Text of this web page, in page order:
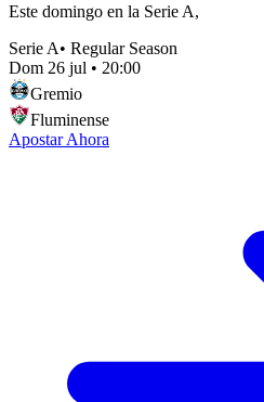
Este domingo en la Serie A,
Serie A• Regular Season
Dom 26 jul • 20:00
Gremio
Fluminense
Apostar Ahora